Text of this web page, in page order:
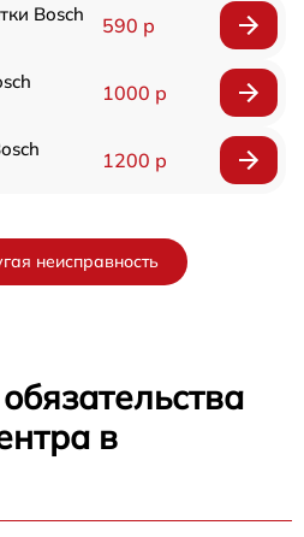
Bosch
590 р
1000 р
1200 р
неисправность
в